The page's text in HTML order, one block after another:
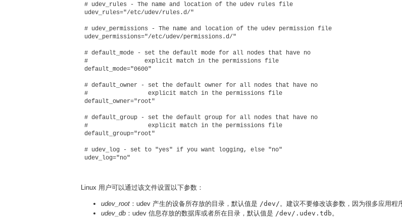
# udev_rules - The name and location of the udev rules file
udev_rules="/etc/udev/rules.d/"
# udev_permissions - The name and location of the udev permission file
udev_permissions="/etc/udev/permissions.d/"
# default_mode - set the default mode for all nodes that have no
#                explicit match in the permissions file
default_mode="0600"
# default_owner - set the default owner for all nodes that have no
#                 explicit match in the permissions file
default_owner="root"
# default_group - set the default group for all nodes that have no
#                 explicit match in the permissions file
default_group="root"
# udev_log - set to "yes" if you want logging, else "no"
Linux 用户可以通过该文件设置以下参数：
udev_root ：udev 产生的设备所存放的目录，默认值是 /dev/ 。建议不要修改该参数，因为很多应用程
udev_db ：udev 信息存放的数据库或者所在目录，默认值是 /dev/.udev.tdb 。